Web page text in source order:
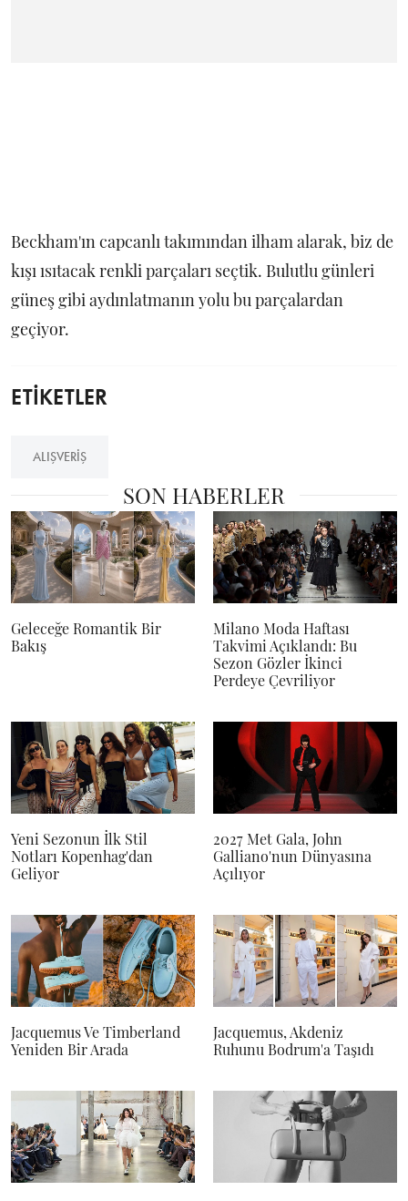
Beckham'ın capcanlı takımından ilham alarak, biz de
kışı ısıtacak renkli parçaları seçtik. Bulutlu günleri
güneş gibi aydınlatmanın yolu bu parçalardan
geçiyor.
ETİKETLER
ALIŞVERIŞ
SON HABERLER
Geleceğe Romantik Bir
Bakış
Milano Moda Haftası
Takvimi Açıklandı: Bu
Sezon Gözler İkinci
Perdeye Çevriliyor
Yeni Sezonun İlk Stil
Notları Kopenhag'dan
Geliyor
2027 Met Gala, John
Galliano'nun Dünyasına
Açılıyor
Jacquemus Ve Timberland
Yeniden Bir Arada
Jacquemus, Akdeniz
Ruhunu Bodrum'a Taşıdı